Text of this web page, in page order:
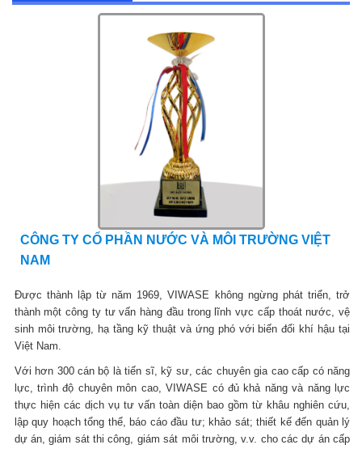
CÔNG TY CỔ PHẦN NƯỚC VÀ MÔI TRƯỜNG VIỆT
NAM
Được thành lập từ năm 1969, VIWASE không ngừng phát triển, trở
thành một công ty tư vấn hàng đầu trong lĩnh vực cấp thoát nước, vệ
sinh môi trường, hạ tầng kỹ thuật và ứng phó với biến đổi khí hậu tại
Việt Nam.
Với hơn 300 cán bộ là tiến sĩ, kỹ sư, các chuyên gia cao cấp có năng
lực, trình độ chuyên môn cao, VIWASE có đủ khả năng và năng lực
thực hiện các dịch vụ tư vấn toàn diện bao gồm từ khâu nghiên cứu,
lập quy hoạch tổng thể, báo cáo đầu tư; khảo sát; thiết kế đến quản lý
dự án, giám sát thi công, giám sát môi trường, v.v. cho các dự án cấp